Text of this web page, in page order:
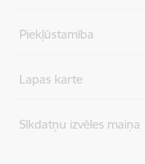
Piekļūstamība
Lapas karte
Sīkdatņu izvēles maiņa